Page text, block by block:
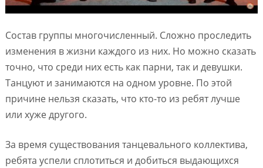
Состав группы многочисленный. Сложно проследить
изменения в жизни каждого из них. Но можно сказать
точно, что среди них есть как парни, так и девушки.
Танцуют и занимаются на одном уровне. По этой
причине нельзя сказать, что кто-то из ребят лучше
или хуже другого.
За время существования танцевального коллектива,
ребята успели сплотиться и добиться выдающихся